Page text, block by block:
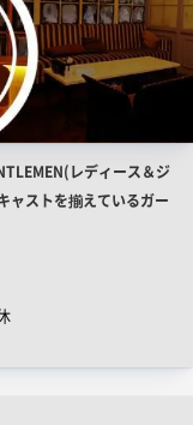
レディース＆ジ
ャストを揃えているガー